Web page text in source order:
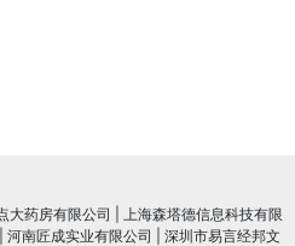
大药房有限公司
上海森塔德信息科技有限
河南匠成实业有限公司
深圳市易言经邦文